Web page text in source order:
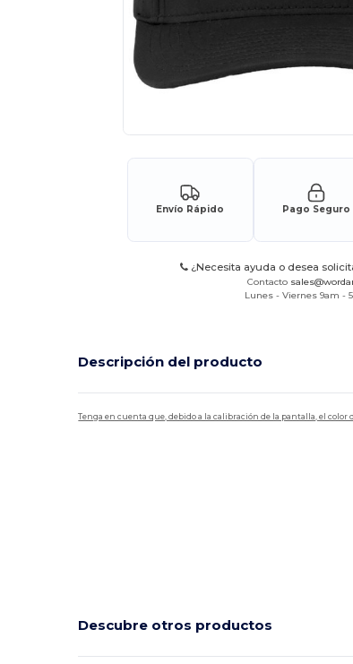
Envío Rápido Pago Seguro
¿Necesita ayuda o desea
Contacto
Lunes - Viernes 9am -
Descripción del producto
Tenga en cuenta que, debido a la calibración de la pantalla, el
Descubre otros productos